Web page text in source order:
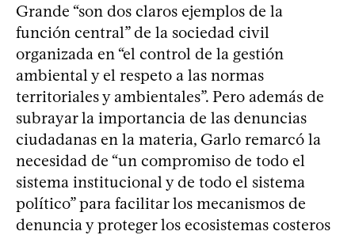
Grande “son dos claros ejemplos de la
función central” de la sociedad civil
organizada en “el control de la gestión
ambiental y el respeto a las normas
territoriales y ambientales”. Pero además de
subrayar la importancia de las denuncias
ciudadanas en la materia, Garlo remarcó la
necesidad de “un compromiso de todo el
sistema institucional y de todo el sistema
político” para facilitar los mecanismos de
denuncia y proteger los ecosistemas costeros